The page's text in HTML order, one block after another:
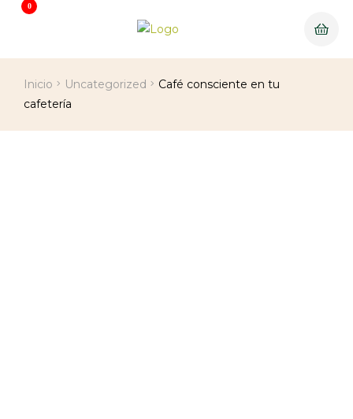
0
Inicio Uncategorized
Café consciente en tu
cafetería